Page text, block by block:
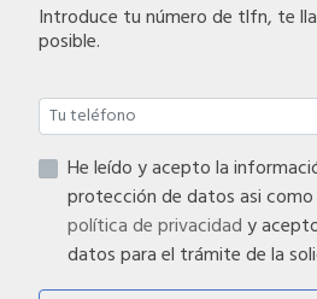
Introduce tu número de tlfn, te
posible.
He leído y acepto la información básica sobre
protección de datos asi como
política de privacidady
datos para el trámite de la